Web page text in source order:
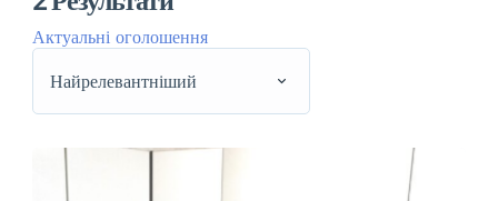
Актуальні оголошення
Найрелевантніший